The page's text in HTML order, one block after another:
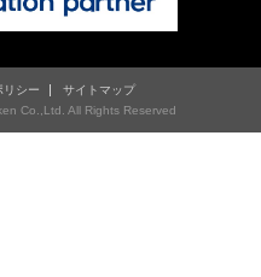
リシー
サイトマップ
Co.,Ltd. All Rights Reserved